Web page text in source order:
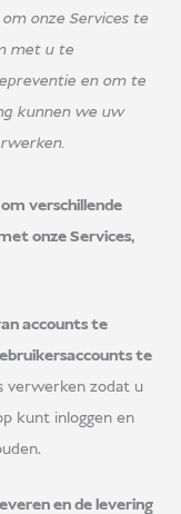
onze Services te
met u te
en om te
kunnen we uw
verschillende
onze Services,
accounts te
te
verwerken zodat u
kunt inloggen en
en de levering